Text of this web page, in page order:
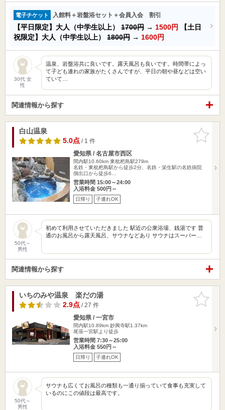
電子チケット 入館料＋岩盤浴セット＋会員入会 割引
【平日限定】大人（中学生以上） 1700円 → 1500円
【土日
祝限定】大人（中学生以上） 1800円 → 1600円
30代 女
性
温泉、岩盤浴共に良いです。露天風呂も良いです。時間帯によっ
て子ども連れの家族がたくさんですが、平日の朝や昼などは空い
ていて…
関連情報から探す
お気に入
りに追加
白山温泉
5.0点/ 1 件
愛知県 / 名古屋市西区
間内駅10.60km 東枇杷島駅279m
名鉄・東枇杷島駅から徒歩2分、名鉄・栄生駅の名鉄病院
側出口から徒歩6…
営業時間 15:00～24:00
入浴料金 500円～
日帰り 子連れOK
50代～
男性
初めて利用させていただきました 駅近の公衆浴場、銭湯です 普
通のお風呂から露天風呂、サウナなどあり サウナはスーパー…
関連情報から探す
お気に入
りに追加
いちのみや温泉 楽だの湯
2.9点/ 27 件
愛知県 / 一宮市
間内駅10.89km 妙興寺駅1.37km
尾張一宮駅より徒歩
営業時間 7:30～25:00
入浴料金 550円～
日帰り 子連れOK
50代～
男性
サウナも広くてお風呂の種類も一通り揃っていて食事も充実して
いるのにこの値段は最高です。